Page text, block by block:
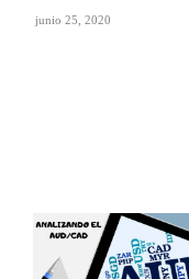
junio 25, 2020